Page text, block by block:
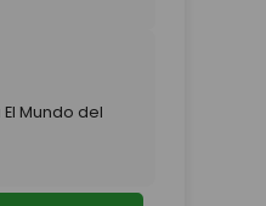
Mundo del